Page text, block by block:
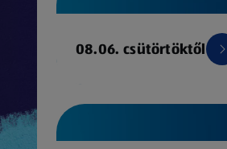
08.06. csütörtöktől